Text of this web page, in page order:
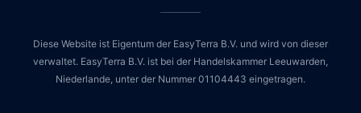
Diese Website ist Eigentum der EasyTerra B.V. und wird von dieser
verwaltet. EasyTerra B.V. ist bei der Handelskammer Leeuwarden,
Niederlande, unter der Nummer 01104443 eingetragen.